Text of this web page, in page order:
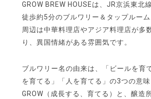
GROW BREW HOUSEは、JR京浜東北
徒歩約5分のブルワリー＆タップルー
周辺は中華料理店やアジア料理店が多
り、異国情緒がある雰囲気です。
ブルワリー名の由来は、「ビールを育
を育てる」「人を育てる」の3つの意
GROW（成長する、育てる）と、醸造